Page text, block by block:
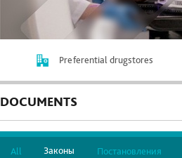
Preferential drugstores
DOCUMENTS
All Законы Постановления